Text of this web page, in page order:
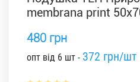
membrana print
480 грн
опт від 6 шт - 372 грн/шт